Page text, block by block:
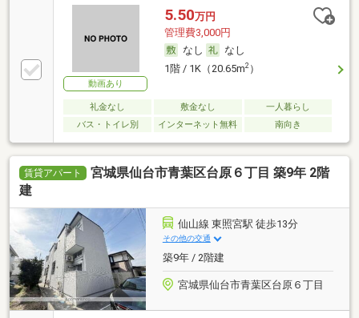
動画あり
5.50万円
管理費3,000円
なし
なし
1階 / 1K（20.65m2）
礼金なし 敷金なし
一人暮らし
バス・トイレ別
インターネット無料 南向き
賃貸アパート
宮城県仙台市青葉区台原６丁目 築9年 2階
建
仙山線 東照宮駅 徒歩13分
その他の交通
築9年 / 2階建
宮城県仙台市青葉区台原６丁目